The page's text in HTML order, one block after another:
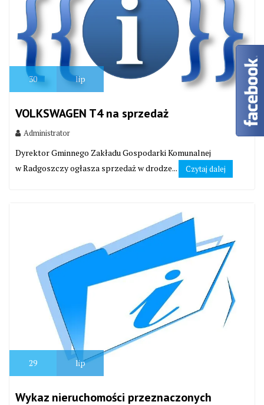
30 lip
VOLKSWAGEN T4 na sprzedaż
Administrator
Dyrektor Gminnego Zakładu Gospodarki Komunalnej
w Radgoszczy ogłasza sprzedaż w drodze...
Czytaj dalej
29 lip
Wykaz nieruchomości przeznaczonych